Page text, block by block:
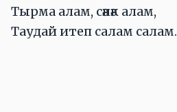
Тырма алам, сәнәк алам,
Таудай итеп салам салам.